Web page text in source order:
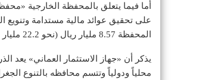
أما فيما يتعلق بالمحفظة الخارجية
على تحقيق عوائد مالية مستدامة وتنويع
المحفظة 8.57 مليار ريال (نحو 22.2 مليار دولار) وتشمل 210 صناديق استثمارية في قطاعات متنوعة.
يذكر أن «جهاز الاستثمار العماني» يعد
محلياً ودولياً وتتسم محافظه بالتنوع